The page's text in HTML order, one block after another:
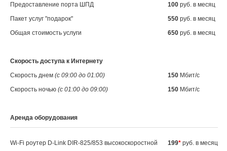
Предоставление порта ШПД 100 руб. в месяц
Пакет услуг "подарок"
550 руб. в месяц
Общая стоимость услуги
650 руб. в месяц
Скорость доступа к Интернету
Скорость днем (с 09:00 до 01:00) 150 Мбит/с
Скорость ночью (с 01:00 до 09:00) 150 Мбит/с
Аренда оборудования
Wi-Fi роутер D-Link DIR-825/853 высокоскоростной 199* руб. в месяц